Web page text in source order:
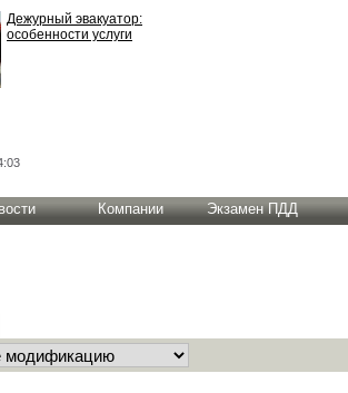
Дежурный эвакуатор:
особенности услуги
Компании Экзамен ПДД